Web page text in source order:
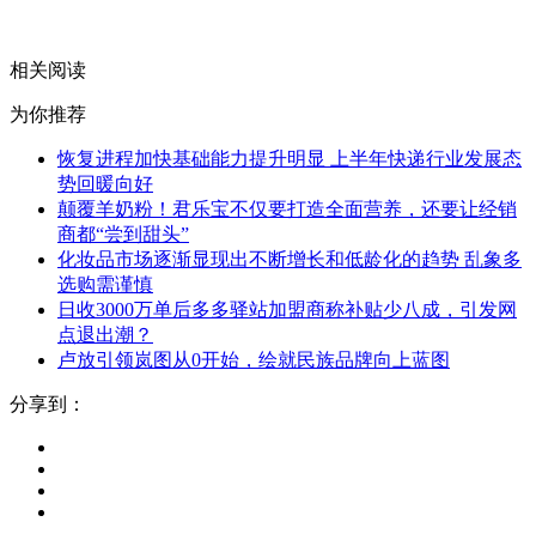
相关阅读
为你推荐
恢复进程加快基础能力提升明显 上半年快递行业发展态
势回暖向好
颠覆羊奶粉！君乐宝不仅要打造全面营养，还要让经销
商都“尝到甜头”
化妆品市场逐渐显现出不断增长和低龄化的趋势 乱象多
选购需谨慎
日收3000万单后多多驿站加盟商称补贴少八成，引发网
点退出潮？
卢放引领岚图从0开始，绘就民族品牌向上蓝图
分享到：